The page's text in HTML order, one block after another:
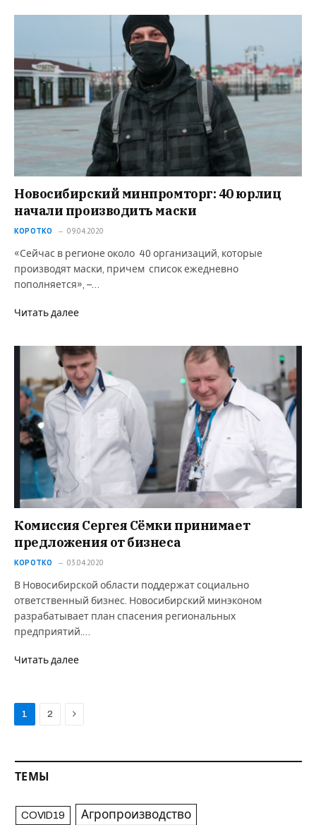
Новосибирский минпромторг: 40 юрлиц
начали производить маски
КОРОТКО 09.04.2020
«Сейчас в регионе около 40 организаций, которые
производят маски, причем список ежедневно
пополняется», –…
Читать далее
Комиссия Сергея Сёмки принимает
предложения от бизнеса
КОРОТКО 03.04.2020
В Новосибирской области поддержат социально
ответственный бизнес. Новосибирский минэконом
разрабатывает план спасения региональных
предприятий.…
Читать далее
1 2 Next
ТЕМЫ
COVID19 Агропроизводство